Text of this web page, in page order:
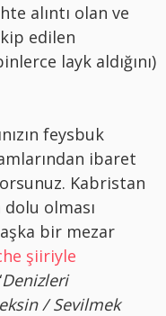
alıntı olan ve
edilen
layk aldığını)
feysbuk
ibaret
Kabristan
olması
bir mezar
şiiriyle
Denizleri
/ Sevilmek